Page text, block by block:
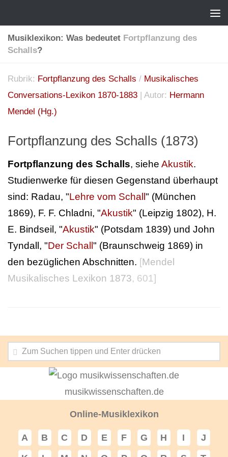
Musiklexikon: Was bedeutet Fortpflanzung des
Schalls?
Rubrik: Fortpflanzung des Schalls / Musikalisches
Conversations-Lexikon 1870-1883 | Autor: Hermann
Mendel (Hg.)
Fortpflanzung des Schalls (1873)
Fortpflanzung des Schalls, siehe Akustik.
Studienwerke für diesen Gegenstand überhaupt
sind: Radau, "Lehre vom Schall" (München
1869), F. F. Chladni, "Akustik" (Leipzig 1802), H.
E. Bindseil, "Akustik" (Potsdam 1839) und John
Tyndall, "Der Schall" (Braunschweig 1869) in
den bezüglichen Abschnitten. [Mendel
Musikalisches Lexikon 1873, 601]
musikwissenschaften.de
Online-Musiklexikon
A B C D E F G H I
J